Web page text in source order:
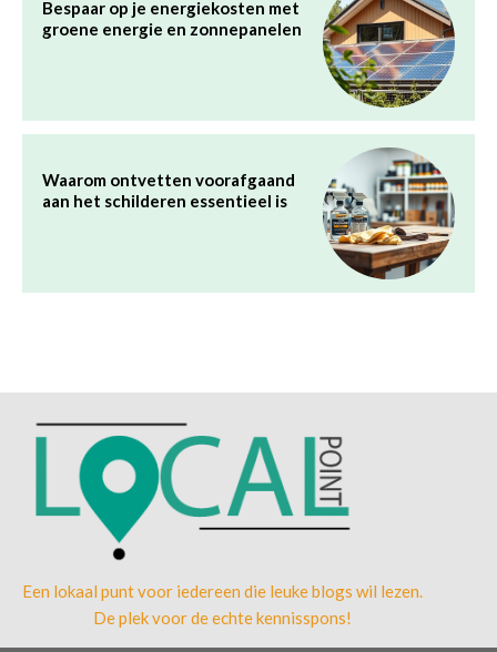
Een lokaal punt voor iedereen die leuke blogs wil lezen.
De plek voor de echte kennisspons!